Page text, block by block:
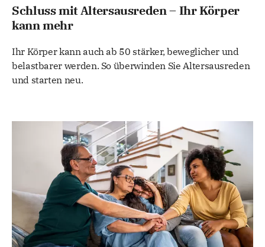
Schluss mit Altersausreden – Ihr Körper
kann mehr
Ihr Körper kann auch ab 50 stärker, beweglicher und
belastbarer werden. So überwinden Sie Altersausreden
und starten neu.